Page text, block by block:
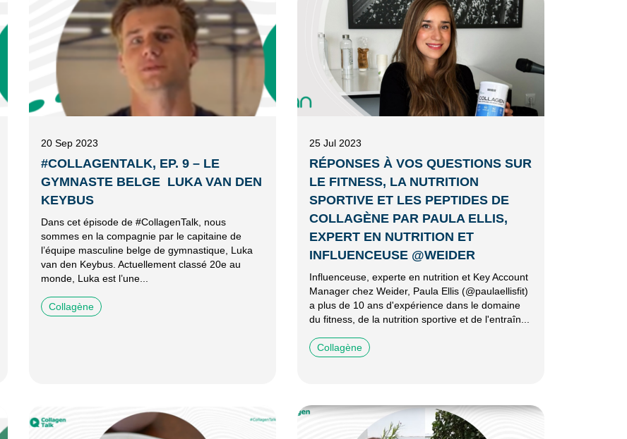
20 Sep 2023
#COLLAGENTALK, EP. 9 – LE
GYMNASTE BELGE LUKA VAN DEN
KEYBUS
Dans cet épisode de #CollagenTalk, nous
sommes en la compagnie par le capitaine de
l’équipe masculine belge de gymnastique, Luka
van den Keybus. Actuellement classé 20e au
monde, Luka est l’une...
Collagène
25 Jul 2023
RÉPONSES À VOS QUESTIONS SUR
LE FITNESS, LA NUTRITION
SPORTIVE ET LES PEPTIDES DE
COLLAGÈNE PAR PAULA ELLIS,
EXPERT EN NUTRITION ET
INFLUENCEUSE @WEIDER
Influenceuse, experte en nutrition et Key Account
Manager chez Weider, Paula Ellis (@paulaellisfit)
a plus de 10 ans d'expérience dans le domaine
du fitness, de la nutrition sportive et de l'entraîn...
Collagène